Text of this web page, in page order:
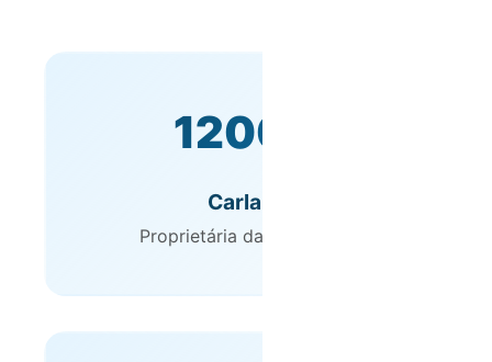
1200€
Carla P.
Proprietária da Host Wise